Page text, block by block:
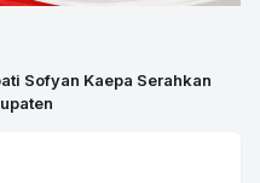
Sofyan Kaepa Serahkan